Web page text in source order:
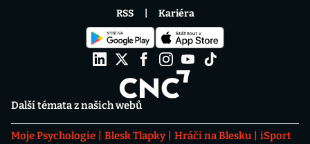
Další témata z našich webů
Moje Psychologie Blesk Tlapky Hráči na Blesku
iSport
RSS Kariéra